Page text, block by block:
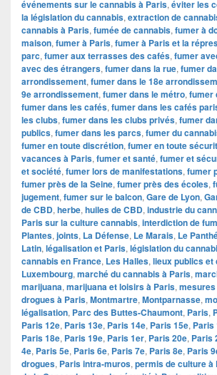
événements sur le cannabis à Paris, éviter les
la législation du cannabis, extraction de
cannabis à Paris, fumée de cannabis, fumer à
maison, fumer à Paris, fumer à Paris et la
parc, fumer aux terrasses des cafés, fumer
avec des étrangers, fumer dans la rue, fumer
arrondissement, fumer dans le 18e
9e arrondissement, fumer dans le métro, fumer
fumer dans les cafés, fumer dans les cafés
les clubs, fumer dans les clubs privés, fumer
publics, fumer dans les parcs, fumer du
fumer en toute discrétion, fumer en toute
vacances à Paris, fumer et santé, fumer et
et société, fumer lors de manifestations, fumer
fumer près de la Seine, fumer près des écoles,
jugement, fumer sur le balcon, Gare de Lyon,
de CBD, herbe, huiles de CBD, industrie du
Paris sur la culture cannabis, interdiction de
Plantes, joints, La Défense, Le Marais, Le
Latin, légalisation et Paris, législation du
cannabis en France, Les Halles, lieux publics et
Luxembourg, marché du cannabis à Paris,
marijuana, marijuana et loisirs à Paris,
drogues à Paris, Montmartre, Montparnasse,
légalisation, Parc des Buttes-Chaumont, Paris,
Paris 12e, Paris 13e, Paris 14e, Paris 15e, Paris
Paris 18e, Paris 19e, Paris 1er, Paris 20e, Paris
4e, Paris 5e, Paris 6e, Paris 7e, Paris 8e, Paris
drogues, Paris intra-muros, permis de culture à